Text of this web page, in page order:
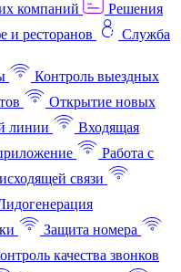
компаний
Решения
и ресторанов
Служба
Контроль выездных
Открытие новых
линии
Входящая
Работа с
связи
Защита номера
качества звонков